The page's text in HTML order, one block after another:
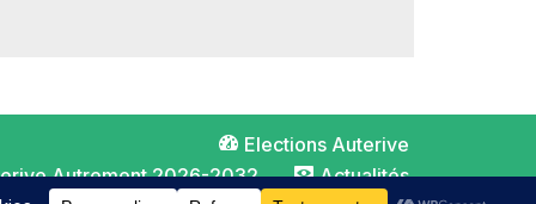
Elections Auterive
Autrement 2026-2032
Actualités